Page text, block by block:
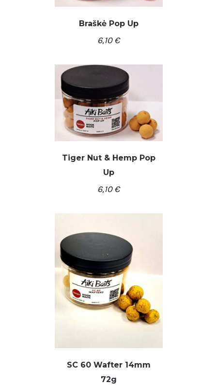
Į KREPŠELĮ /
Braškė Pop Up
6,10€
/
Tiger Nut & Hemp Pop
Up
6,10€
SC 60 Wafter 14mm
72g